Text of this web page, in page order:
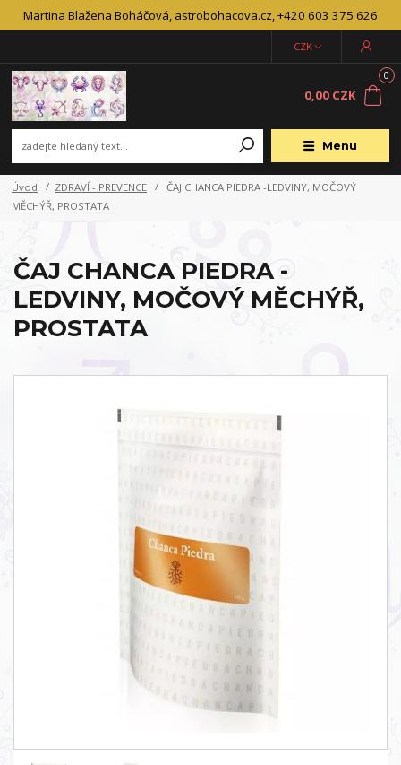
Martina Blažena Boháčová, astrobohacova.cz, +420 603 375 626
Menu
CZK
0
0,00 CZK
Úvod ZDRAVÍ - PREVENCE
ČAJ CHANCA PIEDRA -LEDVINY, MOČOVÝ
MĚCHÝŘ, PROSTATA
ČAJ CHANCA PIEDRA -
LEDVINY, MOČOVÝ MĚCHÝŘ,
PROSTATA